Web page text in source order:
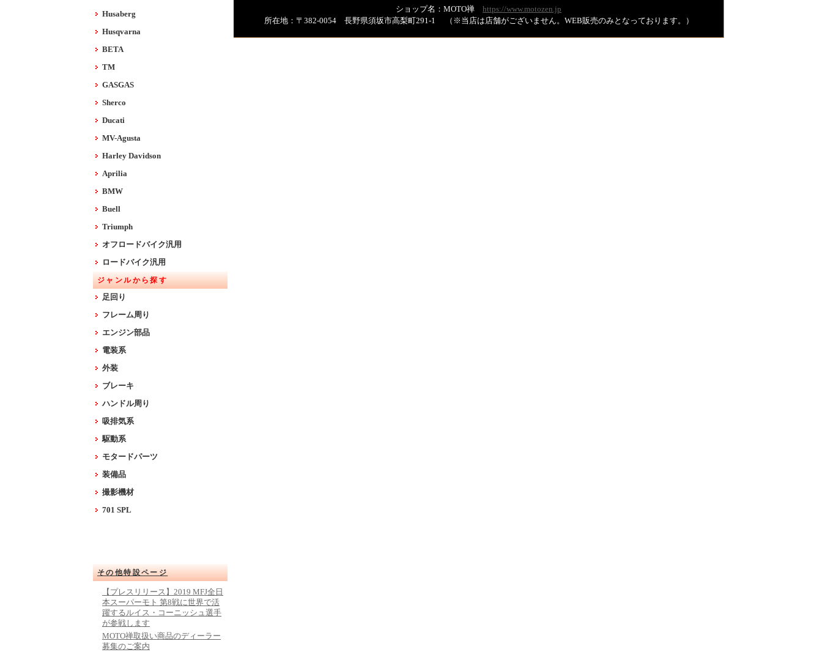
Husaberg
Husqvarna
BETA
TM
GASGAS
Sherco
Ducati
MV-Agusta
Harley Davidson
Aprilia
BMW
Buell
Triumph
オフロードバイク汎用
ロードバイク汎用
ジャンルから探す
足回り
フレーム周り
エンジン部品
電装系
外装
ブレーキ
ハンドル周り
吸排気系
駆動系
モタードパーツ
装備品
撮影機材
701 SPL
その他特設ページ
【プレスリリース】2019 MFJ全日
本スーパーモト 第8戦に世界で活
躍するルイス・コーニッシュ選手
が参戦します
MOTO禅取扱い商品のディーラー
募集のご案内
ショップ名：MOTO禅 https://www.motozen.jp
所在地：〒382-0054 長野県須坂市高梨町291-1 （※当店は店舗がございません。WEB販売のみとなっております。）